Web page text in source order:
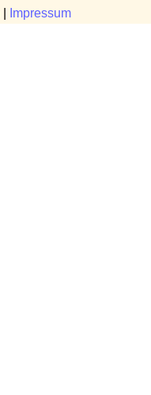
Impressum